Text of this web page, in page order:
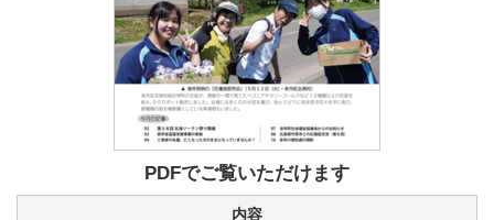
PDFでご覧いただけます
内容